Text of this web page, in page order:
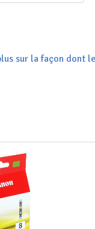
sur la façon dont